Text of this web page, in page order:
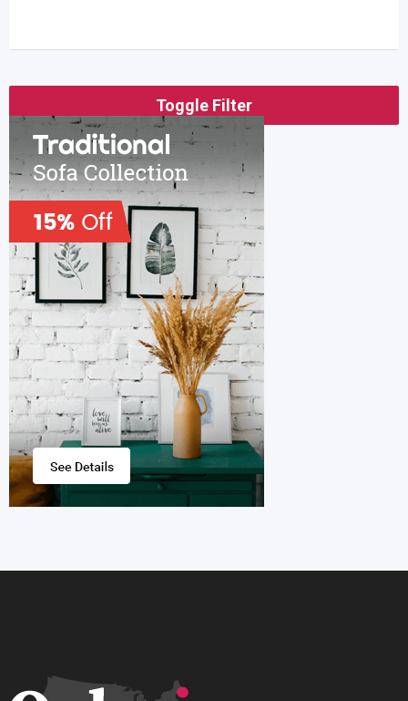
Toggle Filter